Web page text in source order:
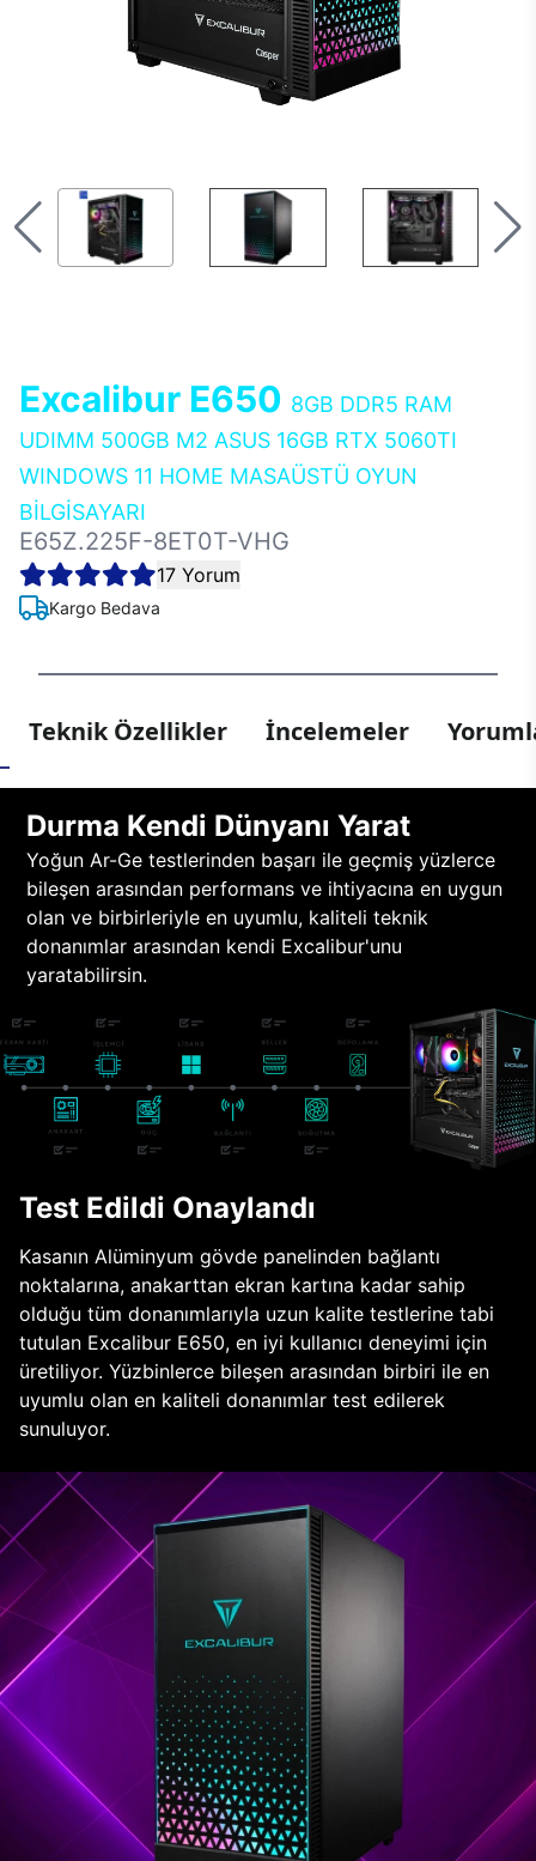
Excalibur E650 8GB DDR5 RAM
UDIMM 500GB M2 ASUS 16GB RTX 5060TI
WINDOWS 11 HOME MASAÜSTÜ OYUN
BİLGİSAYARI
E65Z.225F-8ET0T-VHG
17 Yorum
Kargo Bedava
Teknik Özellikler İncelemeler
Durma Kendi Dünyanı Yarat
Yoğun Ar-Ge testlerinden başarı ile geçmiş yüzlerce
bileşen arasından performans ve ihtiyacına en uygun
olan ve birbirleriyle en uyumlu, kaliteli teknik
donanımlar arasından kendi Excalibur'unu
yaratabilirsin.
Test Edildi Onaylandı
Kasanın Alüminyum gövde panelinden bağlantı
noktalarına, anakarttan ekran kartına kadar sahip
olduğu tüm donanımlarıyla uzun kalite testlerine tabi
tutulan Excalibur E650, en iyi kullanıcı deneyimi için
üretiliyor. Yüzbinlerce bileşen arasından birbiri ile en
uyumlu olan en kaliteli donanımlar test edilerek
sunuluyor.